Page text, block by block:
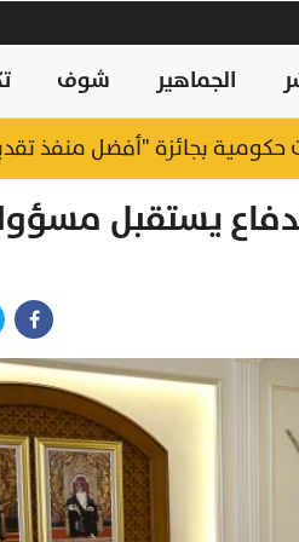
الجماهير شوف
يستقبل